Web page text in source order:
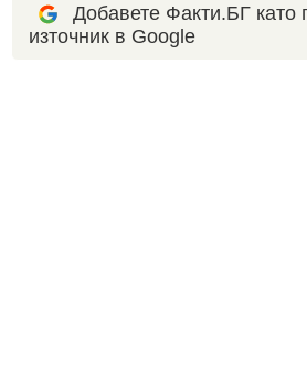
Добавете Факти.БГ като
източник в Google